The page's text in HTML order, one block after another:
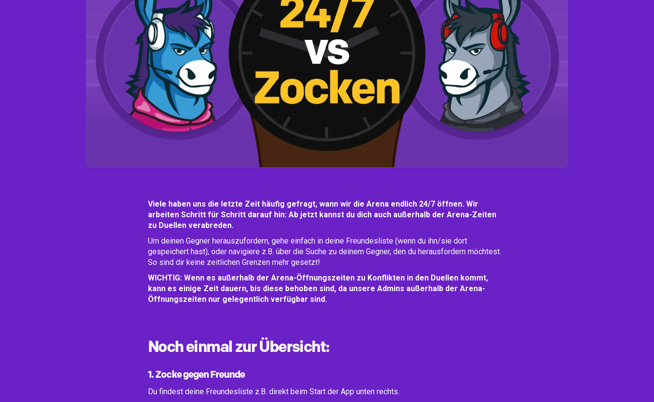
Viele haben uns die letzte Zeit häufig gefragt, wann wir die Arena endlich 24/7 öffnen. Wir
arbeiten Schritt für Schritt darauf hin: Ab jetzt kannst du dich auch außerhalb der Arena-Zeiten
zu Duellen verabreden.
Um deinen Gegner herauszufordern, gehe einfach in deine Freundesliste (wenn du ihn/sie dort
gespeichert hast), oder navigiere z.B. über die Suche zu deinem Gegner, den du herausfordern möchtest.
So sind dir keine zeitlichen Grenzen mehr gesetzt!
WICHTIG: Wenn es außerhalb der Arena-Öffnungszeiten zu Konflikten in den Duellen kommt,
kann es einige Zeit dauern, bis diese behoben sind, da unsere Admins außerhalb der Arena-
Öffnungszeiten nur gelegentlich verfügbar sind.
Noch einmal zur Übersicht:
1. Zocke gegen Freunde
Du findest deine Freundesliste z.B. direkt beim Start der App unten rechts.